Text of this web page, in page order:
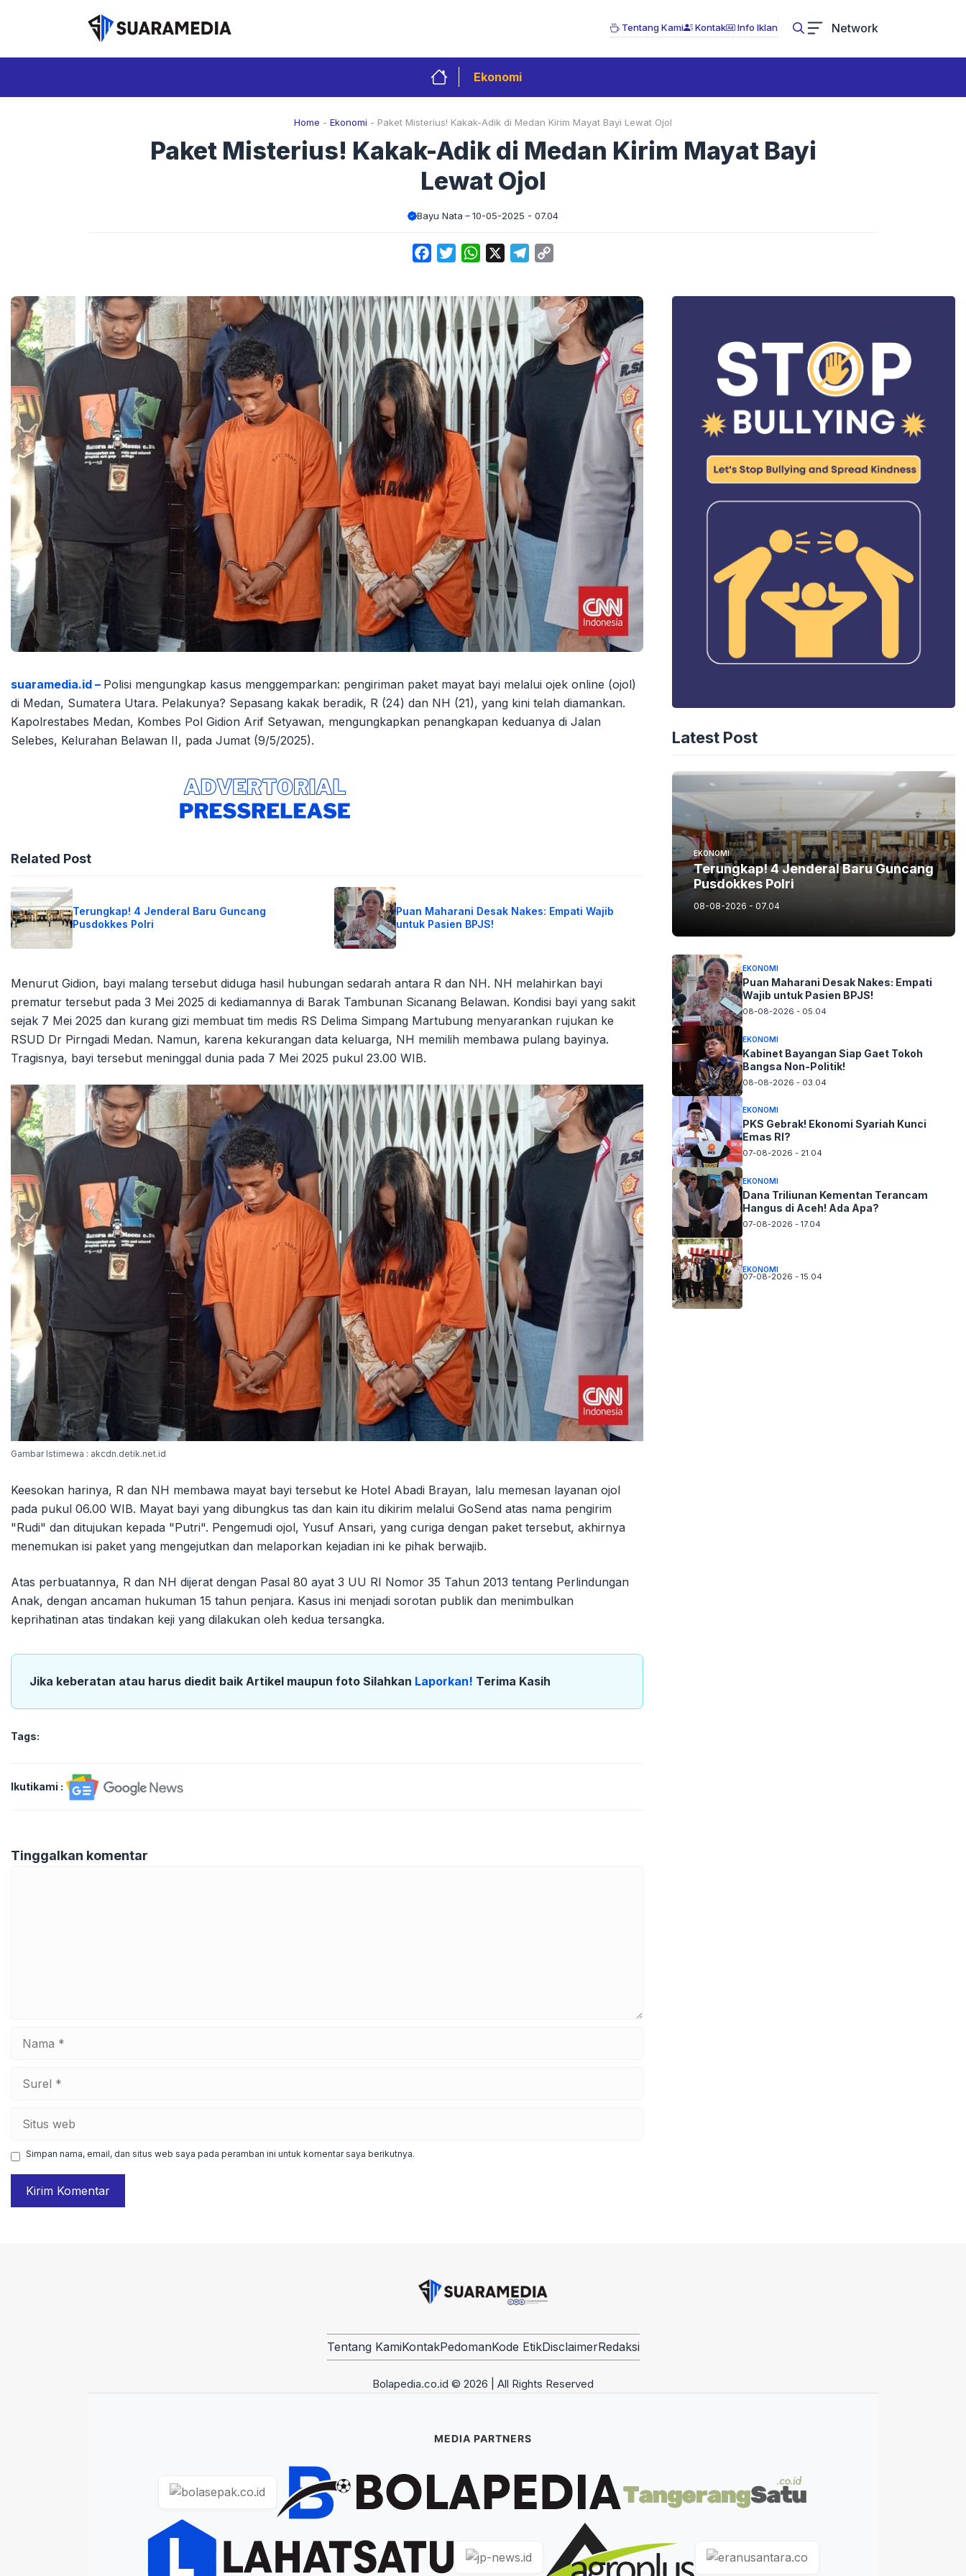
Tentang Kami Kontak Info Iklan Network
Ekonomi
Home - Ekonomi - Paket Misterius! Kakak-Adik di Medan Kirim Mayat Bayi Lewat Ojol
Paket Misterius! Kakak-Adik di Medan Kirim Mayat Bayi
Lewat Ojol
Bayu Nata 10-05-2025 - 07.04
FacebookTwitterWhatsApp Telegram
suaramedia.id – Polisi mengungkap kasus menggemparkan: pengiriman paket mayat bayi melalui ojek online (ojol)
di Medan, Sumatera Utara. Pelakunya? Sepasang kakak beradik, R (24) dan NH (21), yang kini telah diamankan.
Kapolrestabes Medan, Kombes Pol Gidion Arif Setyawan, mengungkapkan penangkapan keduanya di Jalan
Selebes, Kelurahan Belawan II, pada Jumat (9/5/2025).
Related Post
Terungkap! 4 Jenderal Baru Guncang
Pusdokkes Polri
Puan Maharani Desak Nakes: Empati Wajib
untuk Pasien BPJS!
Menurut Gidion, bayi malang tersebut diduga hasil hubungan sedarah antara R dan NH. NH melahirkan bayi
prematur tersebut pada 3 Mei 2025 di kediamannya di Barak Tambunan Sicanang Belawan. Kondisi bayi yang sakit
sejak 7 Mei 2025 dan kurang gizi membuat tim medis RS Delima Simpang Martubung menyarankan rujukan ke
RSUD Dr Pirngadi Medan. Namun, karena kekurangan data keluarga, NH memilih membawa pulang bayinya.
Tragisnya, bayi tersebut meninggal dunia pada 7 Mei 2025 pukul 23.00 WIB.
Gambar Istimewa : akcdn.detik.net.id
Keesokan harinya, R dan NH membawa mayat bayi tersebut ke Hotel Abadi Brayan, lalu memesan layanan ojol
pada pukul 06.00 WIB. Mayat bayi yang dibungkus tas dan kain itu dikirim melalui GoSend atas nama pengirim
"Rudi" dan ditujukan kepada "Putri". Pengemudi ojol, Yusuf Ansari, yang curiga dengan paket tersebut, akhirnya
menemukan isi paket yang mengejutkan dan melaporkan kejadian ini ke pihak berwajib.
Atas perbuatannya, R dan NH dijerat dengan Pasal 80 ayat 3 UU RI Nomor 35 Tahun 2013 tentang Perlindungan
Anak, dengan ancaman hukuman 15 tahun penjara. Kasus ini menjadi sorotan publik dan menimbulkan
keprihatinan atas tindakan keji yang dilakukan oleh kedua tersangka.
Jika keberatan atau harus diedit baik Artikel maupun foto Silahkan Laporkan! Terima Kasih
Tags:
Ikutikami :
Tinggalkan komentar
Simpan nama, email, dan situs web saya pada peramban ini untuk komentar saya berikutnya.
Latest Post
EKONOMI
Terungkap! 4 Jenderal Baru Guncang
Pusdokkes Polri
08-08-2026 - 07.04
EKONOMI
Puan Maharani Desak Nakes: Empati
Wajib untuk Pasien BPJS!
08-08-2026 - 05.04
EKONOMI
Kabinet Bayangan Siap Gaet Tokoh
Bangsa Non-Politik!
08-08-2026 - 03.04
EKONOMI
PKS Gebrak! Ekonomi Syariah Kunci
Emas RI?
07-08-2026 - 21.04
EKONOMI
Dana Triliunan Kementan Terancam
Hangus di Aceh! Ada Apa?
07-08-2026 - 17.04
EKONOMI
07-08-2026 - 15.04
Tentang KamiKontakPedomanKode EtikDisclaimerRedaksi
Bolapedia.co.id © 2026 | All Rights Reserved
MEDIA PARTNERS